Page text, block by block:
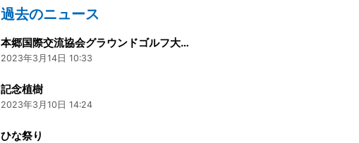
過去のニュース
本郷国際交流協会グラウンドゴルフ大会
2023年3月14日 10:33
記念植樹
2023年3月10日 14:24
ひな祭り